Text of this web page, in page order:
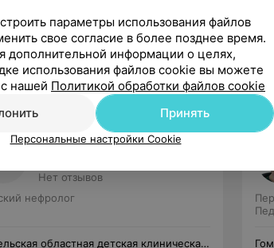
Эпелева-Зятькова
Нет отзывов
нефролог
областная детская клиническая
параметры использования файлов
свое согласие в более позднее время.
дополнительной информации о целях,
использования файлов cookie вы можете
нашей Политикой обработки файлов cookie
Принять
Персональные настройки Cookie